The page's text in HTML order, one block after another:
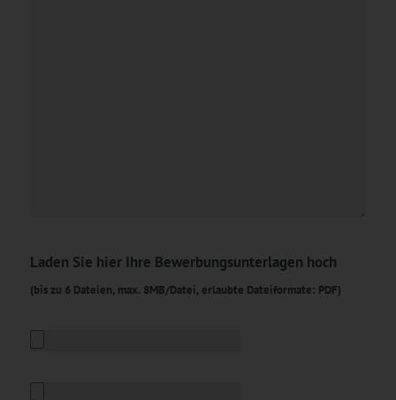
Laden Sie hier Ihre Bewerbungsunterlagen hoch
(bis zu 6 Dateien, max. 8MB/Datei, erlaubte Dateiformate: PDF)